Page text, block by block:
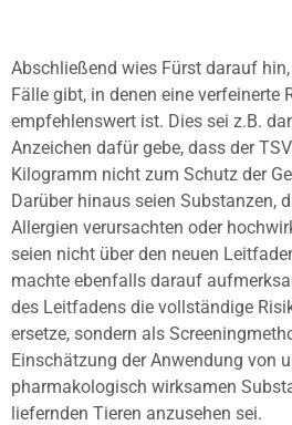
Abschließend wies Fürst darauf
Fälle gibt, in denen eine verfeinerte
empfehlenswert ist. Dies sei z.B.
Anzeichen dafür gebe, dass der
Kilogramm nicht zum Schutz der
Darüber hinaus seien Substanzen,
Allergien verursachten oder
seien nicht über den neuen
machte ebenfalls darauf
des Leitfadens die vollständige
ersetze, sondern als
Einschätzung der Anwendung von
pharmakologisch wirksamen
liefernden Tieren anzusehen sei.